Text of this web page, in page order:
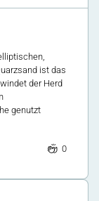
ist das
der Herd
genutzt
0